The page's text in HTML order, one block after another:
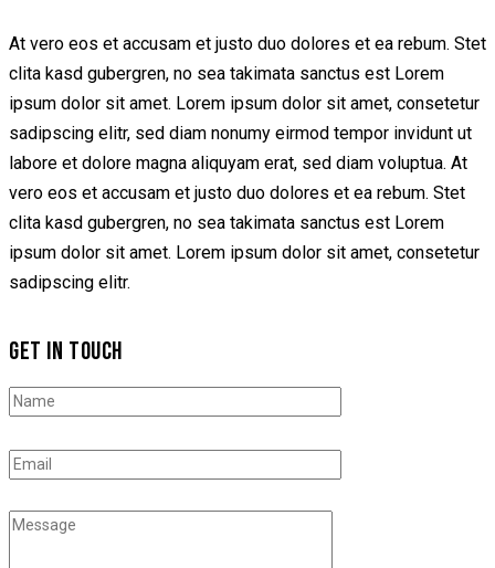
At vero eos et accusam et justo duo dolores et ea rebum. Stet
clita kasd gubergren, no sea takimata sanctus est Lorem
ipsum dolor sit amet. Lorem ipsum dolor sit amet, consetetur
sadipscing elitr, sed diam nonumy eirmod tempor invidunt ut
labore et dolore magna aliquyam erat, sed diam voluptua. At
vero eos et accusam et justo duo dolores et ea rebum. Stet
clita kasd gubergren, no sea takimata sanctus est Lorem
ipsum dolor sit amet. Lorem ipsum dolor sit amet, consetetur
sadipscing elitr.
GET IN TOUCH